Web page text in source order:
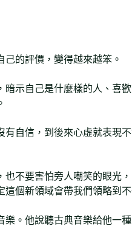
的評價，變得越來越笨。
示自己是什麼樣的人、喜
自信，到後來心虛就表現
不要害怕旁人嘲笑的眼光
個新領域會帶我們領略到
。他說聽古典音樂給他一